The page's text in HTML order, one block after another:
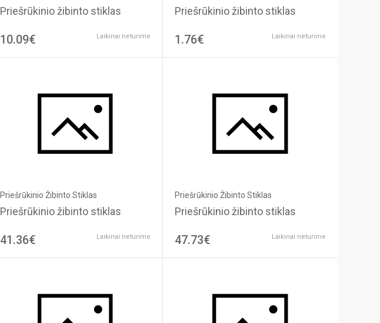
Priešrūkinio žibinto stiklas
10.09€ Laikinai neturime
Priešrūkinio žibinto stiklas
1.76€ Laikinai neturime
Priešrūkinio Žibinto Stiklas
Priešrūkinio žibinto stiklas
41.36€ Laikinai neturime
Priešrūkinio Žibinto Stiklas
Priešrūkinio žibinto stiklas
47.73€ Laikinai neturime